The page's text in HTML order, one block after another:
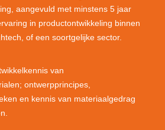
aangevuld met minstens 5 jaar
in productontwikkeling binnen
of een soortgelijke sector.
van
ontwerpprincipes,
en kennis van materiaalgedrag